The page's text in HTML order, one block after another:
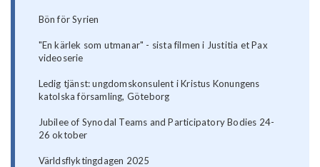
Bön för Syrien
"En kärlek som utmanar" - sista filmen i Justitia et Pax
videoserie
Ledig tjänst: ungdomskonsulent i Kristus Konungens
katolska församling, Göteborg
Jubilee of Synodal Teams and Participatory Bodies 24-
26 oktober
Världsflyktingdagen 2025